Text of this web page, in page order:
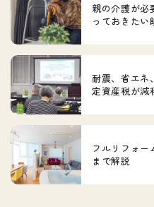
親の介護が
っておきたい
耐震、省エネ
定資産税が減
フルリフォー
まで解説